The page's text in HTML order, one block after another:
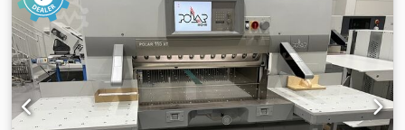
Programmētājs ar 21,5” HD krāsu skārienekrānu Barošana:
400V Svars: 2000kg Palielināti sānu galdi Hromēta galda
virsma Galda apgaismojums un optiskā griešanas līnija
Elastīgi regulējams spiediena spēks Papildu aizmugurējie
galda pārsegi Rezerves nazis, griešanas stieņi, klauvēšanas
bloks un darbarīki.